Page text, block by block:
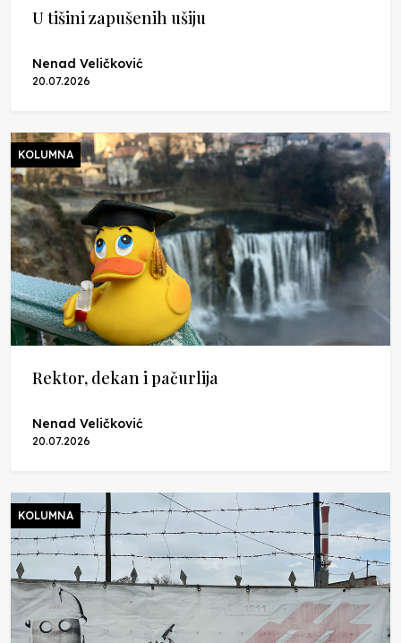
U tišini zapušenih ušiju
Nenad Veličković
20.07.2026
KOLUMNA
Rektor, dekan i pačurlija
Nenad Veličković
20.07.2026
KOLUMNA